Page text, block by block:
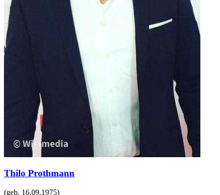
Thilo Prothmann
(geb. 16.09.1975)